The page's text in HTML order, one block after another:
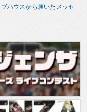
ハウスから届いたメッセ